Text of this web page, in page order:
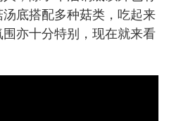
底搭配多种菇类，吃起来
亦十分特别，现在就来看